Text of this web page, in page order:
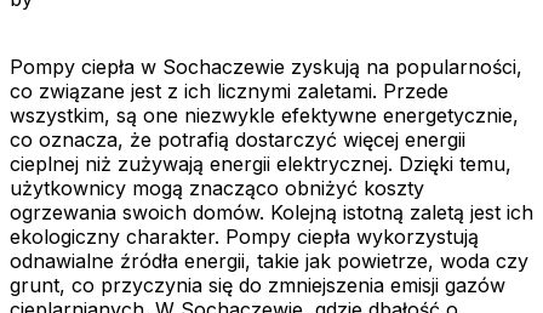
Pompy ciepła w Sochaczewie zyskują na popularności,
co związane jest z ich licznymi zaletami. Przede
wszystkim, są one niezwykle efektywne energetycznie,
co oznacza, że potrafią dostarczyć więcej energii
cieplnej niż zużywają energii elektrycznej. Dzięki temu,
użytkownicy mogą znacząco obniżyć koszty
ogrzewania swoich domów. Kolejną istotną zaletą jest ich
ekologiczny charakter. Pompy ciepła wykorzystują
odnawialne źródła energii, takie jak powietrze, woda czy
grunt, co przyczynia się do zmniejszenia emisji gazów